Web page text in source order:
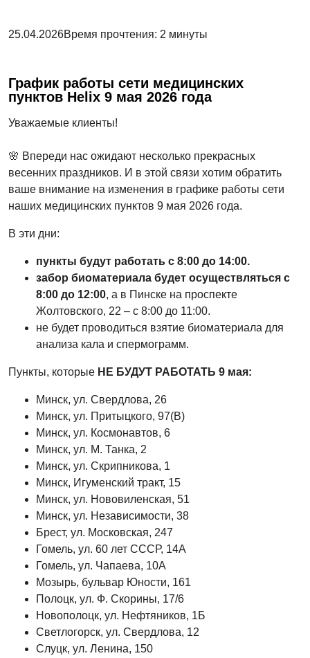
25.04.2026Время прочтения: 2 минуты
График работы сети медицинских
пунктов Helix 9 мая 2026 года
Уважаемые клиенты!
🌸 Впереди нас ожидают несколько прекрасных
весенних праздников. И в этой связи хотим обратить
ваше внимание на изменения в графике работы сети
наших медицинских пунктов 9 мая 2026 года.
В эти дни:
пункты будут работать с 8:00 до 14:00.
забор биоматериала будет осуществляться с
8:00 до 12:00, а в Пинске на проспекте
Жолтовского, 22 – с 8:00 до 11:00.
не будет проводиться взятие биоматериала для
анализа кала и спермограмм.
Пункты, которые НЕ БУДУТ РАБОТАТЬ 9 мая:
Минск, ул. Свердлова, 26
Минск, ул. Притыцкого, 97(В)
Минск, ул. Космонавтов, 6
Минск, ул. М. Танка, 2
Минск, ул. Скрипникова, 1
Минск, Игуменский тракт, 15
Минск, ул. Нововиленская, 51
Минск, ул. Независимости, 38
Брест, ул. Московская, 247
Гомель, ул. 60 лет СССР, 14А
Гомель, ул. Чапаева, 10А
Мозырь, бульвар Юности, 161
Полоцк, ул. Ф. Скорины, 17/6
Новополоцк, ул. Нефтяников, 1Б
Светлогорск, ул. Свердлова, 12
Слуцк, ул. Ленина, 150